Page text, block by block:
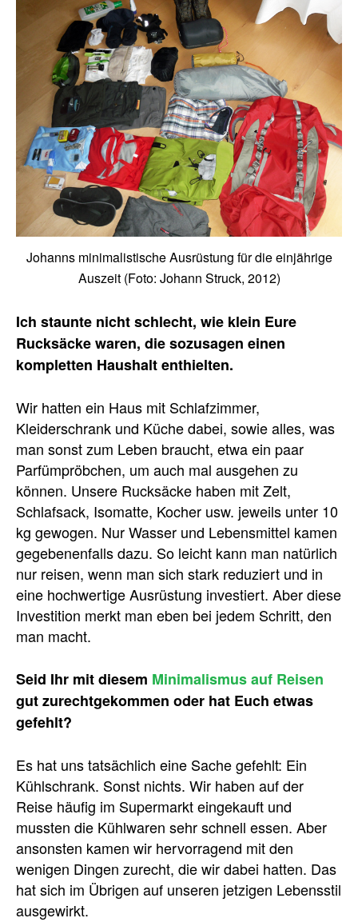
Johanns minimalistische Ausrüstung für die einjährige
Auszeit (Foto: Johann Struck, 2012)
Ich staunte nicht schlecht, wie klein Eure
Rucksäcke waren, die sozusagen einen
kompletten Haushalt enthielten.
Wir hatten ein Haus mit Schlafzimmer,
Kleiderschrank und Küche dabei, sowie alles, was
man sonst zum Leben braucht, etwa ein paar
Parfümpröbchen, um auch mal ausgehen zu
können. Unsere Rucksäcke haben mit Zelt,
Schlafsack, Isomatte, Kocher usw. jeweils unter 10
kg gewogen. Nur Wasser und Lebensmittel kamen
gegebenenfalls dazu. So leicht kann man natürlich
nur reisen, wenn man sich stark reduziert und in
eine hochwertige Ausrüstung investiert. Aber diese
Investition merkt man eben bei jedem Schritt, den
man macht.
Seid Ihr mit diesem Minimalismus auf Reisen
gut zurechtgekommen oder hat Euch etwas
gefehlt?
Es hat uns tatsächlich eine Sache gefehlt: Ein
Kühlschrank. Sonst nichts. Wir haben auf der
Reise häufig im Supermarkt eingekauft und
mussten die Kühlwaren sehr schnell essen. Aber
ansonsten kamen wir hervorragend mit den
wenigen Dingen zurecht, die wir dabei hatten. Das
hat sich im Übrigen auf unseren jetzigen Lebensstil
ausgewirkt.